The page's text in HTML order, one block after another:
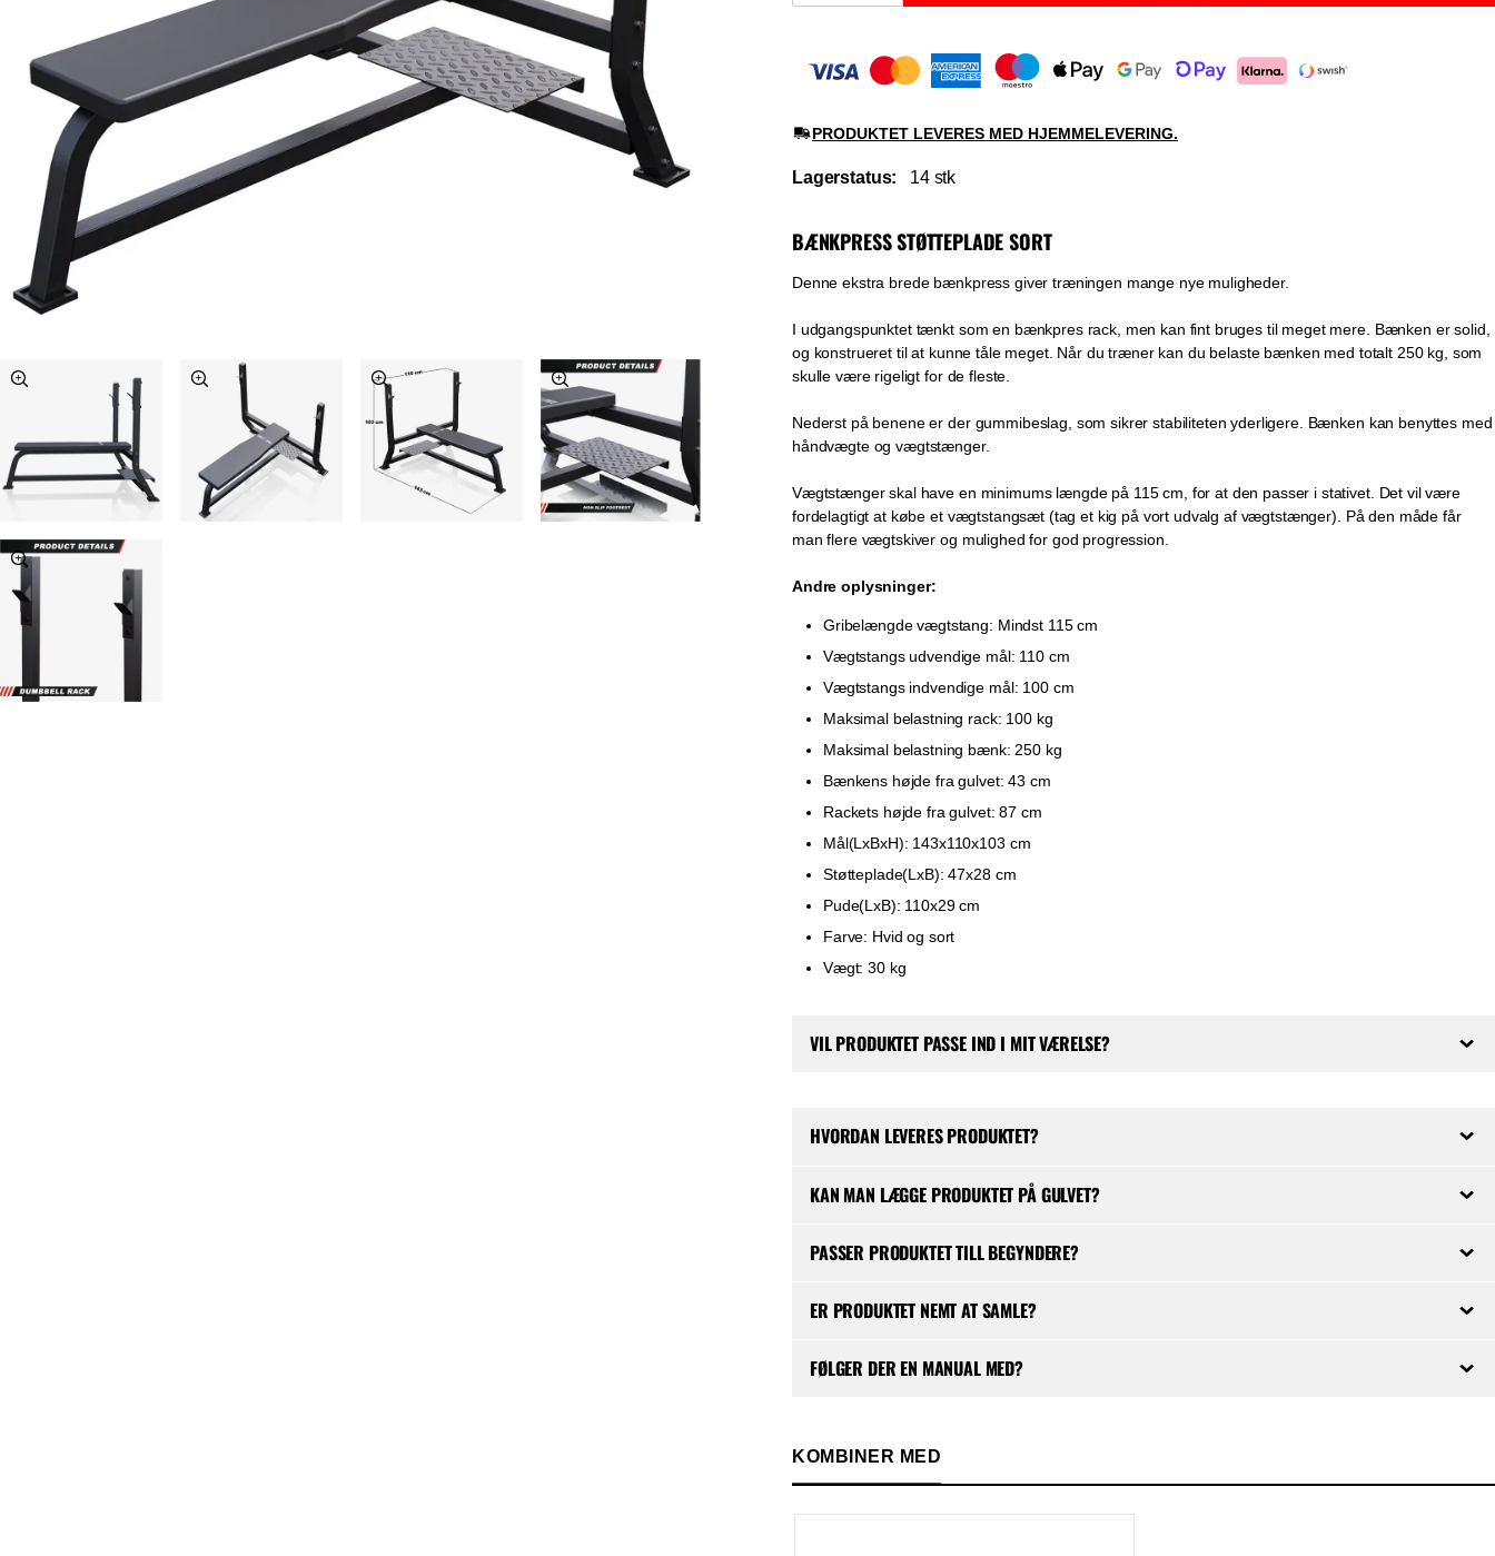
PRODUKTET LEVERES MED HJEMMELEVERING.
Lagerstatus: 14 stk
BÆNKPRESS STØTTEPLADE SORT
Denne ekstra brede bænkpress giver træningen mange nye muligheder.
I udgangspunktet tænkt som en bænkpres rack, men kan fint bruges til meget mere. Bænken er solid,
og konstrueret til at kunne tåle meget. Når du træner kan du belaste bænken med totalt 250 kg, som
skulle være rigeligt for de fleste.
Nederst på benene er der gummibeslag, som sikrer stabiliteten yderligere. Bænken kan benyttes med
håndvægte og vægtstænger.
Vægtstænger skal have en minimums længde på 115 cm, for at den passer i stativet. Det vil være
fordelagtigt at købe et vægtstangsæt (tag et kig på vort udvalg af vægtstænger). På den måde får
man flere vægtskiver og mulighed for god progression.
Andre oplysninger:
Gribelængde vægtstang: Mindst 115 cm
Vægtstangs udvendige mål: 110 cm
Vægtstangs indvendige mål: 100 cm
Maksimal belastning rack: 100 kg
Maksimal belastning bænk: 250 kg
Bænkens højde fra gulvet: 43 cm
Rackets højde fra gulvet: 87 cm
Mål(LxBxH): 143x110x103 cm
Støtteplade(LxB): 47x28 cm
Pude(LxB): 110x29 cm
Farve: Hvid og sort
Vægt: 30 kg
VIL PRODUKTET PASSE IND I MIT VÆRELSE?
HVORDAN LEVERES PRODUKTET?
KAN MAN LÆGGE PRODUKTET PÅ GULVET?
PASSER PRODUKTET TILL BEGYNDERE?
ER PRODUKTET NEMT AT SAMLE?
FØLGER DER EN MANUAL MED?
KOMBINER MED